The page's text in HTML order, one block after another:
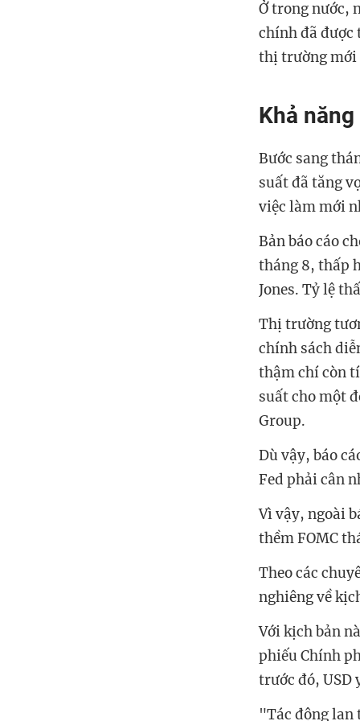
Ở trong nước,
chính đã được
thị trường mới
Khả
Bước sang
suất đã tăng
việc làm mới
Bản báo cáo
tháng 8, thấp
Jones. Tỷ lệ
Thị trường
chính sách
thậm chí còn
suất cho một
Group.
Dù vậy, báo
Fed phải cân
Vì vậy, ngoài
thềm FOMC
Theo các
nghiêng về
Với kịch bản
phiếu Chính
trước đó, USD
"Tác động lan